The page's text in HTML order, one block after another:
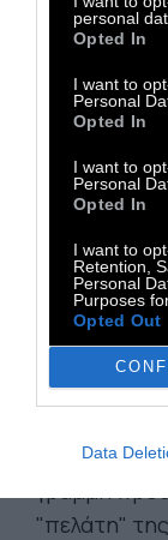
personal
Opted In
I want to
Personal
Opted In
I want to
Personal
Opted In
I want to
Retention,
Personal
Purposes
Opted Out
Data
Η ΕΜΠΙΣΤΗ
Πολιτικό
1999. Μια
"πελάτη"